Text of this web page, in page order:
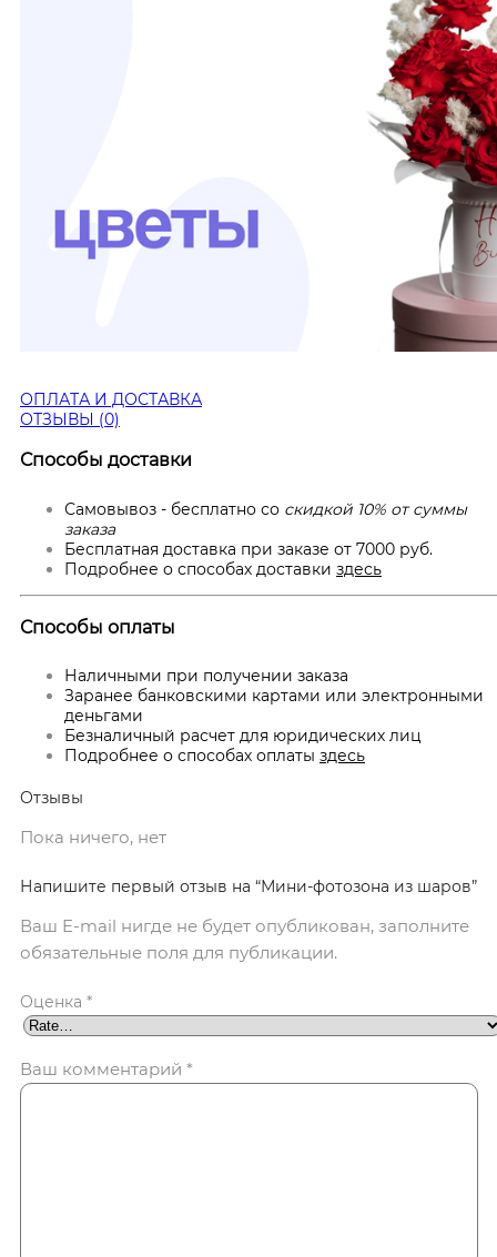
ОПЛАТА И ДОСТАВКА
ОТЗЫВЫ (0)
Способы доставки
Самовывоз - бесплатно со скидкой 10% от суммы
заказа
Бесплатная доставка при заказе от 7000 руб.
Подробнее о способах доставки здесь
Способы оплаты
Наличными при получении заказа
Заранее банковскими картами или электронными
деньгами
Безналичный расчет для юридических лиц
Подробнее о способах оплаты здесь
Отзывы
Пока ничего, нет
Напишите первый отзыв на “Мини-фотозона из шаров”
Ваш E-mail нигде не будет опубликован, заполните
обязательные поля для публикации.
Оценка *
Ваш комментарий *